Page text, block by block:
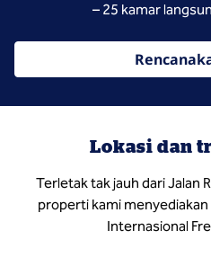
– 25 kamar
Lokasi dan
Terletak tak jauh dari Jalan
properti kami menyediakan
Internasional